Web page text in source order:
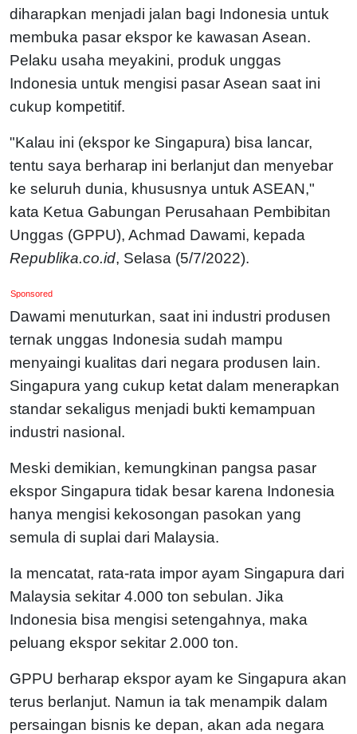
diharapkan menjadi jalan bagi Indonesia untuk
membuka pasar ekspor ke kawasan Asean.
Pelaku usaha meyakini, produk unggas
Indonesia untuk mengisi pasar Asean saat ini
cukup kompetitif.
"Kalau ini (ekspor ke Singapura) bisa lancar,
tentu saya berharap ini berlanjut dan menyebar
ke seluruh dunia, khususnya untuk ASEAN,"
kata Ketua Gabungan Perusahaan Pembibitan
Unggas (GPPU), Achmad Dawami, kepada
Republika.co.id, Selasa (5/7/2022).
Sponsored
Dawami menuturkan, saat ini industri produsen
ternak unggas Indonesia sudah mampu
menyaingi kualitas dari negara produsen lain.
Singapura yang cukup ketat dalam menerapkan
standar sekaligus menjadi bukti kemampuan
industri nasional.
Meski demikian, kemungkinan pangsa pasar
ekspor Singapura tidak besar karena Indonesia
hanya mengisi kekosongan pasokan yang
semula di suplai dari Malaysia.
Ia mencatat, rata-rata impor ayam Singapura dari
Malaysia sekitar 4.000 ton sebulan. Jika
Indonesia bisa mengisi setengahnya, maka
peluang ekspor sekitar 2.000 ton.
GPPU berharap ekspor ayam ke Singapura akan
terus berlanjut. Namun ia tak menampik dalam
persaingan bisnis ke depan, akan ada negara